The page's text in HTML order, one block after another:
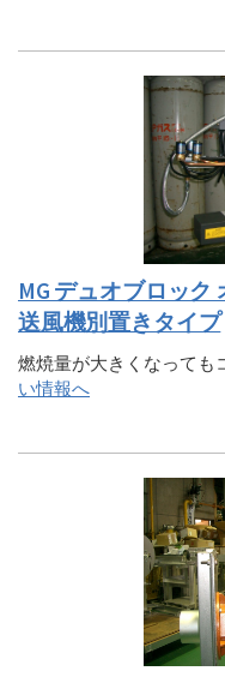
MG デュオブロック
送風機別置きタイプ
燃焼量が大きくなって
い情報へ